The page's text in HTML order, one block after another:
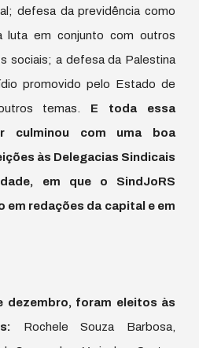
defesa da previdência como
luta em conjunto com outros
sociais; a defesa da Palestina
promovido pelo Estado de
temas. E toda essa
culminou com uma boa
às Delegacias Sindicais
em que o SindJoRS
em redações da capital e em
dezembro, foram eleitos às
Rochele Souza Barbosa,